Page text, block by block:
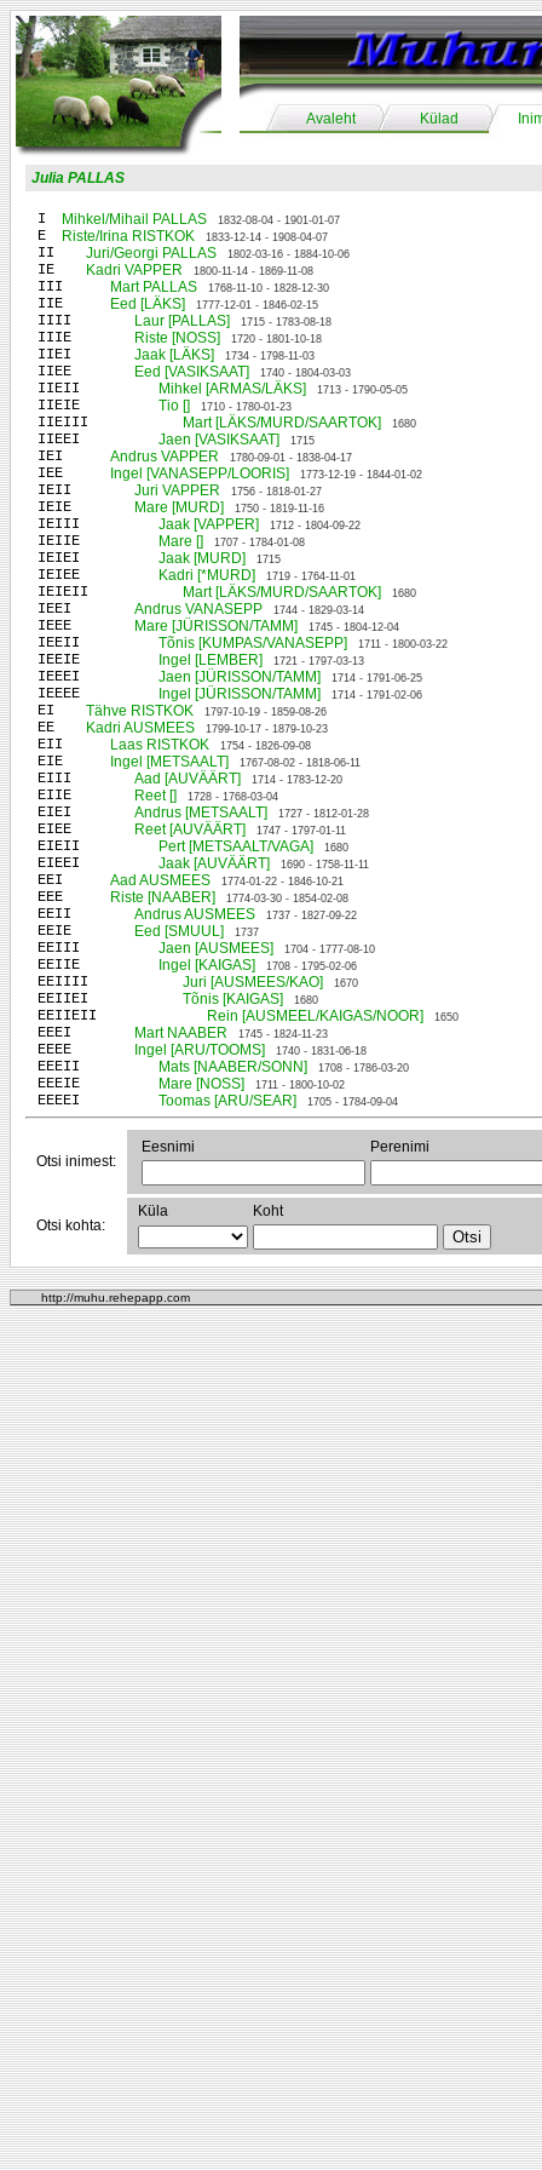
Avaleht Külad
Julia PALLAS
I Mihkel/Mihail PALLAS 1832-08-04 - 1901-01-07
E Riste/Irina RISTKOK 1833-12-14 - 1908-04-07
II Juri/Georgi PALLAS 1802-03-16 - 1884-10-06
IE Kadri VAPPER 1800-11-14 - 1869-11-08
III Mart PALLAS 1768-11-10 - 1828-12-30
IIE Eed [LÄKS] 1777-12-01 - 1846-02-15
IIII Laur [PALLAS] 1715 - 1783-08-18
IIIE Riste [NOSS] 1720 - 1801-10-18
IIEI Jaak [LÄKS] 1734 - 1798-11-03
IIEE Eed [VASIKSAAT] 1740 - 1804-03-03
IIEII Mihkel [ARMAS/LÄKS] 1713 - 1790-05-05
IIEIE Tio [] 1710 - 1780-01-23
IIEIII Mart [LÄKS/MURD/SAARTOK] 1680
IIEEI Jaen [VASIKSAAT] 1715
IEI Andrus VAPPER 1780-09-01 - 1838-04-17
IEE Ingel [VANASEPP/LOORIS] 1773-12-19 - 1844-01-02
IEII Juri VAPPER 1756 - 1818-01-27
IEIE Mare [MURD] 1750 - 1819-11-16
IEIII Jaak [VAPPER] 1712 - 1804-09-22
IEIIE Mare [] 1707 - 1784-01-08
IEIEI Jaak [MURD] 1715
IEIEE Kadri [*MURD] 1719 - 1764-11-01
IEIEII Mart [LÄKS/MURD/SAARTOK] 1680
IEEI Andrus VANASEPP 1744 - 1829-03-14
IEEE Mare [JÜRISSON/TAMM] 1745 - 1804-12-04
IEEII Tõnis [KUMPAS/VANASEPP] 1711 - 1800-03-22
IEEIE Ingel [LEMBER] 1721 - 1797-03-13
IEEEI Jaen [JÜRISSON/TAMM] 1714 - 1791-06-25
IEEEE Ingel [JÜRISSON/TAMM] 1714 - 1791-02-06
EI Tähve RISTKOK 1797-10-19 - 1859-08-26
EE Kadri AUSMEES 1799-10-17 - 1879-10-23
EII Laas RISTKOK 1754 - 1826-09-08
EIE Ingel [METSAALT] 1767-08-02 - 1818-06-11
EIII Aad [AUVÄÄRT] 1714 - 1783-12-20
EIIE Reet [] 1728 - 1768-03-04
EIEI Andrus [METSAALT] 1727 - 1812-01-28
EIEE Reet [AUVÄÄRT] 1747 - 1797-01-11
EIEII Pert [METSAALT/VAGA] 1680
EIEEI Jaak [AUVÄÄRT] 1690 - 1758-11-11
EEI Aad AUSMEES 1774-01-22 - 1846-10-21
EEE Riste [NAABER] 1774-03-30 - 1854-02-08
EEII Andrus AUSMEES 1737 - 1827-09-22
EEIE Eed [SMUUL] 1737
EEIII Jaen [AUSMEES] 1704 - 1777-08-10
EEIIE Ingel [KAIGAS] 1708 - 1795-02-06
EEIIII Juri [AUSMEES/KAO] 1670
EEIIEI Tõnis [KAIGAS] 1680
EEIIEII Rein [AUSMEEL/KAIGAS/NOOR] 1650
EEEI Mart NAABER 1745 - 1824-11-23
EEEE Ingel [ARU/TOOMS] 1740 - 1831-06-18
EEEII Mats [NAABER/SONN] 1708 - 1786-03-20
EEEIE Mare [NOSS] 1711 - 1800-10-02
EEEEI Toomas [ARU/SEAR] 1705 - 1784-09-04
Otsi inimest:
Eesnimi Perenimi
Otsi kohta:
Küla Koht
http://muhu.rehepapp.com